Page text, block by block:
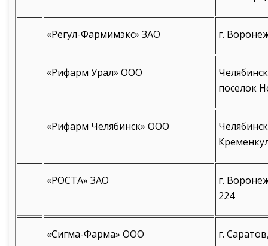
«Регул-Фармимэкс» ЗАО г.
«Рифарм Урал» ООО
поселок
«Рифарм Челябинск» ООО
«РОСТА» ЗАО
г.
224
«Сигма-Фарма» ООО г.